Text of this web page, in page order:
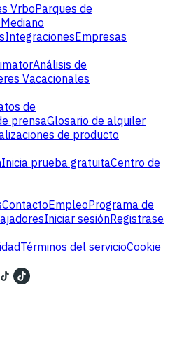
VrboParques de
IntegracionesEmpresas
Análisis de
Vacacionales
de
prensaGlosario de alquiler
de producto
Inicia prueba gratuitaCentro de
ContactoEmpleoPrograma de
Iniciar sesiónRegistrase
Términos del servicioCookie